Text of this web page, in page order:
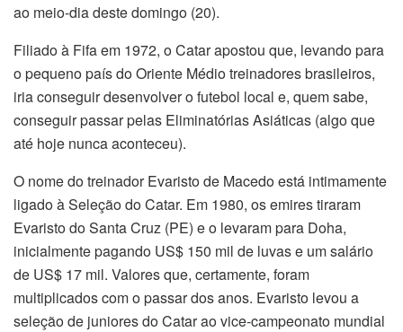
ao meio-dia deste domingo (20).
Filiado à Fifa em 1972, o Catar apostou que, levando para
o pequeno país do Oriente Médio treinadores brasileiros,
iria conseguir desenvolver o futebol local e, quem sabe,
conseguir passar pelas Eliminatórias Asiáticas (algo que
até hoje nunca aconteceu).
O nome do treinador Evaristo de Macedo está intimamente
ligado à Seleção do Catar. Em 1980, os emires tiraram
Evaristo do Santa Cruz (PE) e o levaram para Doha,
inicialmente pagando US$ 150 mil de luvas e um salário
de US$ 17 mil. Valores que, certamente, foram
multiplicados com o passar dos anos. Evaristo levou a
seleção de juniores do Catar ao vice-campeonato mundial